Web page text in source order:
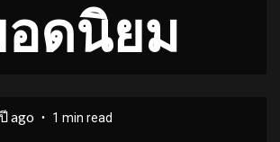
อดนิยม
ago 1 min read